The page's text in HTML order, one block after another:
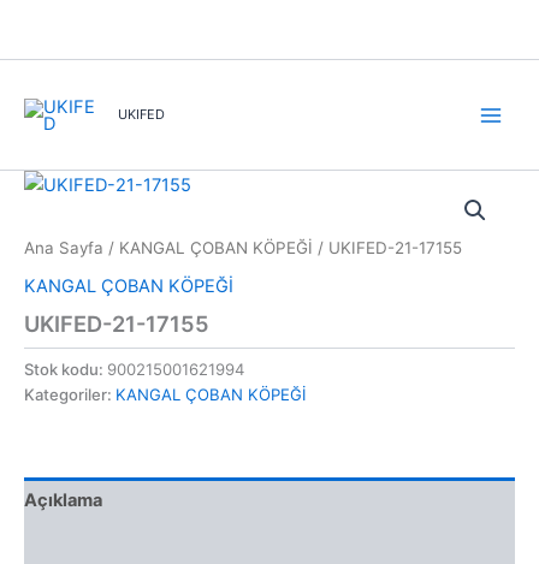
UKIFED
Ana Sayfa / KANGAL ÇOBAN KÖPEĞİ / UKIFED-21-17155
KANGAL ÇOBAN KÖPEĞİ
UKIFED-21-17155
Stok kodu: 900215001621994
Kategoriler: KANGAL ÇOBAN KÖPEĞİ
Açıklama